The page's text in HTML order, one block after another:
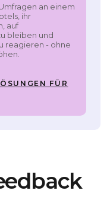
an einem
ihr
auf
bleiben und
reagieren - ohne
FÜR